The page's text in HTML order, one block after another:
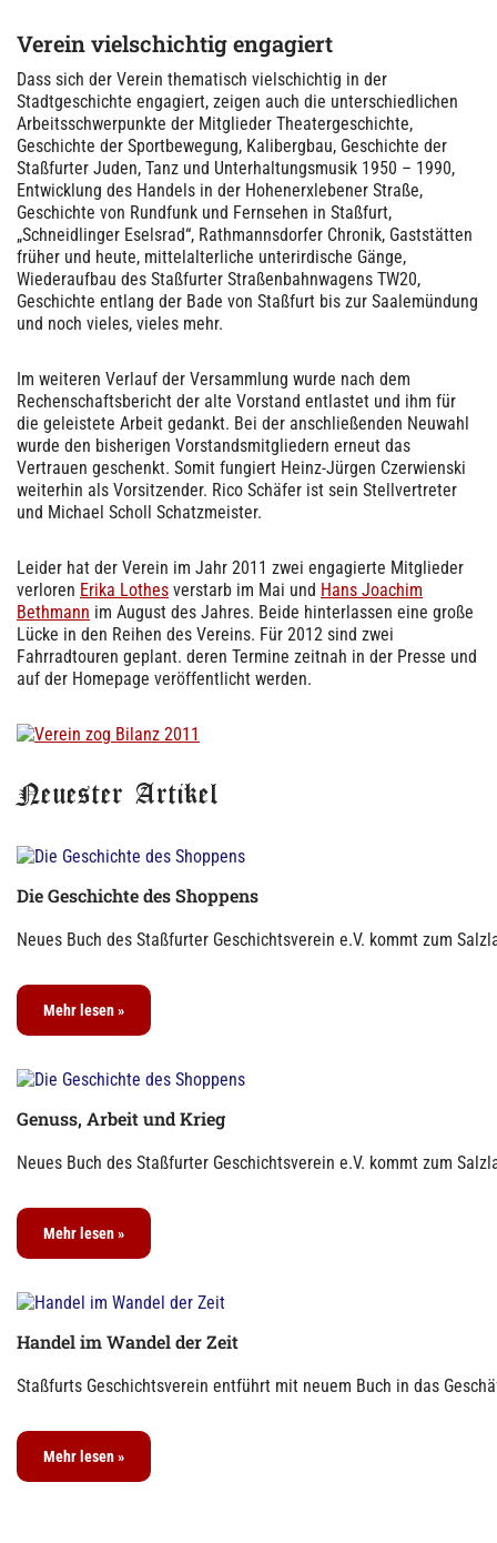
Verein vielschichtig engagiert
Dass sich der Verein thematisch vielschichtig in der
Stadtgeschichte engagiert, zeigen auch die unterschiedlichen
Arbeitsschwerpunkte der Mitglieder Theatergeschichte,
Geschichte der Sportbewegung, Kalibergbau, Geschichte der
Staßfurter Juden, Tanz und Unterhaltungsmusik 1950 – 1990,
Entwicklung des Handels in der Hohenerxlebener Straße,
Geschichte von Rundfunk und Fernsehen in Staßfurt,
„Schneidlinger Eselsrad“, Rathmannsdorfer Chronik, Gaststätten
früher und heute, mittelalterliche unterirdische Gänge,
Wiederaufbau des Staßfurter Straßenbahnwagens TW20,
Geschichte entlang der Bade von Staßfurt bis zur Saalemündung
und noch vieles, vieles mehr.
Im weiteren Verlauf der Versammlung wurde nach dem
Rechenschaftsbericht der alte Vorstand entlastet und ihm für
die geleistete Arbeit gedankt. Bei der anschließenden Neuwahl
wurde den bisherigen Vorstandsmitgliedern erneut das
Vertrauen geschenkt. Somit fungiert Heinz-Jürgen Czerwienski
weiterhin als Vorsitzender. Rico Schäfer ist sein Stellvertreter
und Michael Scholl Schatzmeister.
Leider hat der Verein im Jahr 2011 zwei engagierte Mitglieder
verloren Erika Lothes verstarb im Mai und Hans Joachim
Bethmann im August des Jahres. Beide hinterlassen eine große
Lücke in den Reihen des Vereins. Für 2012 sind zwei
Fahrradtouren geplant. deren Termine zeitnah in der Presse und
auf der Homepage veröffentlicht werden.
Neuester Artikel
Die Geschichte des Shoppens
Neues Buch des Staßfurter Geschichtsverein e.V. kommt zum
Mehr lesen »
Genuss, Arbeit und Krieg
Neues Buch des Staßfurter Geschichtsverein e.V. kommt zum
Mehr lesen »
Handel im Wandel der Zeit
Staßfurts Geschichtsverein entführt mit neuem Buch in das
Mehr lesen »